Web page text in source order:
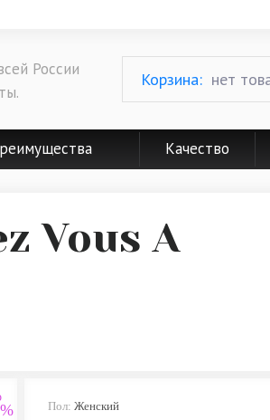
России
Корзина: нет
Качество
Vous A
Пол: Женский